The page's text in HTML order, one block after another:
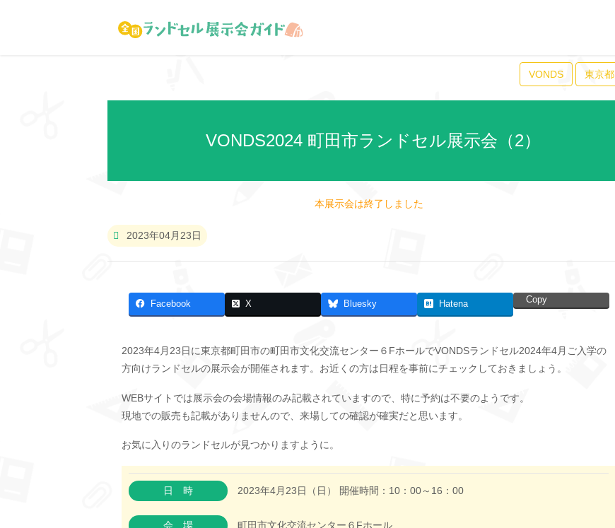
VONDS 東京都
VONDS2024 町田市ランドセル展示会（2）
本展示会は終了しました
2023年04月23日
Facebook X Bluesky Hatena Copy
2023年4月23日に東京都町田市の町田市文化交流センター６FホールでVONDSランドセル2024年4月ご入学の
方向けランドセルの展示会が開催されます。お近くの方は日程を事前にチェックしておきましょう。
WEBサイトでは展示会の会場情報のみ記載されていますので、特に予約は不要のようです。
現地での販売も記載がありませんので、来場しての確認が確実だと思います。
お気に入りのランドセルが見つかりますように。
日時 2023年4月23日（日） 開催時間：10：00～16：00
会場 町田市文化交流センター６Fホール